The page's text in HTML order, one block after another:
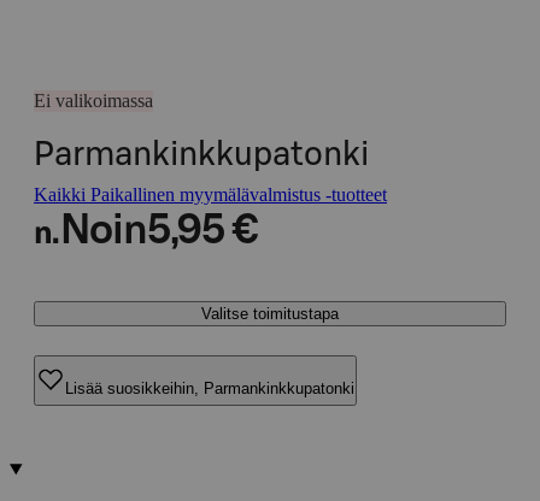
Ei valikoimassa
Parmankinkkupatonki
Kaikki Paikallinen myymälävalmistus -tuotteet
n. Noin5,95 €
Valitse toimitustapa
Lisää suosikkeihin, Parmankinkkupatonki